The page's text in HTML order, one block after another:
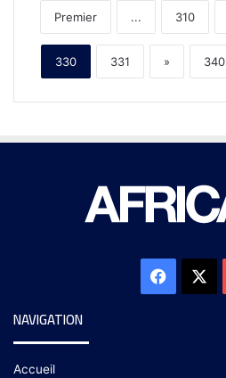
Premier ... 310
330 331 » 340
NAVIGATION
Accueil